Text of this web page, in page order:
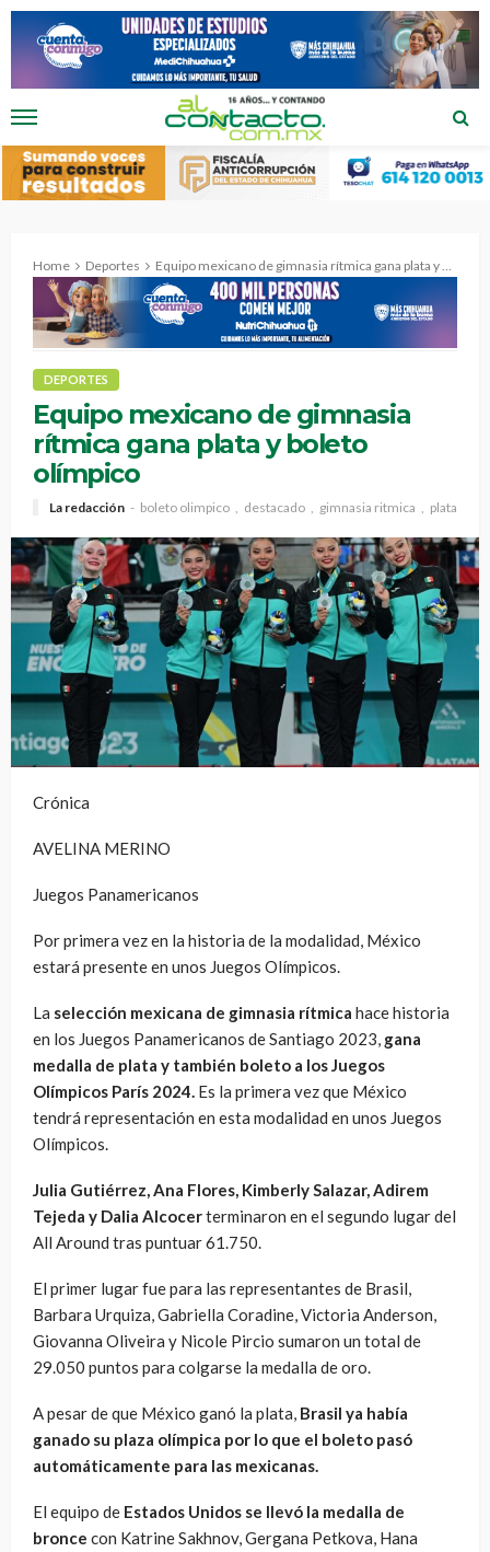
Home Deportes Equipo mexicano de gimnasia rítmica gana plata y boleto olímpico
DEPORTES
Equipo mexicano de gimnasia
rítmica gana plata y boleto
olímpico
La redacción boleto olimpico destacado gimnasia ritmica plata
Crónica
AVELINA MERINO
Juegos Panamericanos
Por primera vez en la historia de la modalidad, México
estará presente en unos Juegos Olímpicos.
La selección mexicana de gimnasia rítmica hace historia
en los Juegos Panamericanos de Santiago 2023, gana
medalla de plata y también boleto a los Juegos
Olímpicos París 2024. Es la primera vez que México
tendrá representación en esta modalidad en unos Juegos
Olímpicos.
Julia Gutiérrez, Ana Flores, Kimberly Salazar, Adirem
Tejeda y Dalia Alcocerterminaron en el segundo lugar del
All Around tras puntuar 61.750.
El primer lugar fue para las representantes de Brasil,
Barbara Urquiza, Gabriella Coradine, Victoria Anderson,
Giovanna Oliveira y Nicole Pircio sumaron un total de
29.050 puntos para colgarse la medalla de oro.
A pesar de que México ganó la plata, Brasil ya había
ganado su plaza olímpica por lo que el boleto pasó
automáticamente para las mexicanas.
El equipo de Estados Unidos se llevó la medalla de
bronce con Katrine Sakhnov, Gergana Petkova, Hana